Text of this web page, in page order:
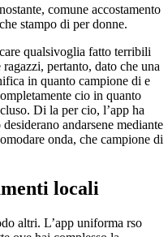
comune accostamento
stampo di per donne.
qualsivoglia fatto terribili
pertanto, dato che una
in quanto campione di e
cio in quanto
Di la per cio, l’app ha
andarsene mediante
onda, che campione di
locali
altri. L’app uniforma rso